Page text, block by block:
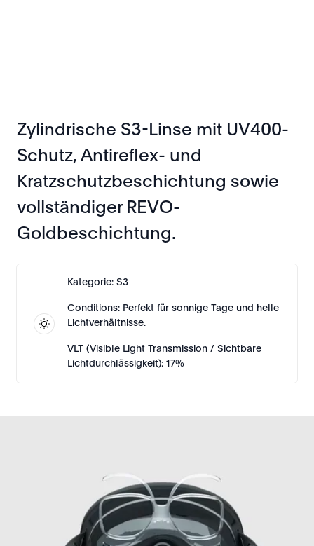
Zylindrische S3-Linse mit UV400-
Schutz, Antireflex- und
Kratzschutzbeschichtung sowie
vollständiger REVO-
Goldbeschichtung.
Kategorie: S3
Conditions: Perfekt für sonnige Tage und helle
Lichtverhältnisse.
VLT (Visible Light Transmission / Sichtbare
Lichtdurchlässigkeit): 17%